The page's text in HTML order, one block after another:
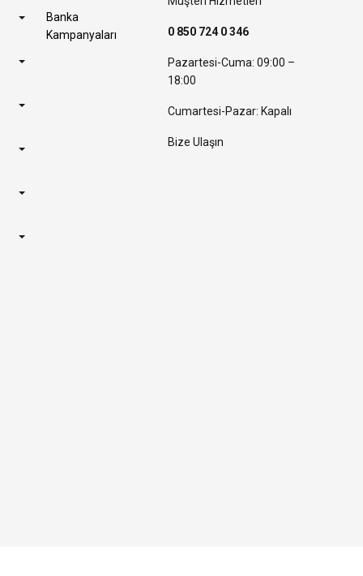
Banka
Kampanyaları
0 850 724 0 346
Pazartesi-Cuma: 09:00 –
18:00
Cumartesi-Pazar: Kapalı
Bize Ulaşın